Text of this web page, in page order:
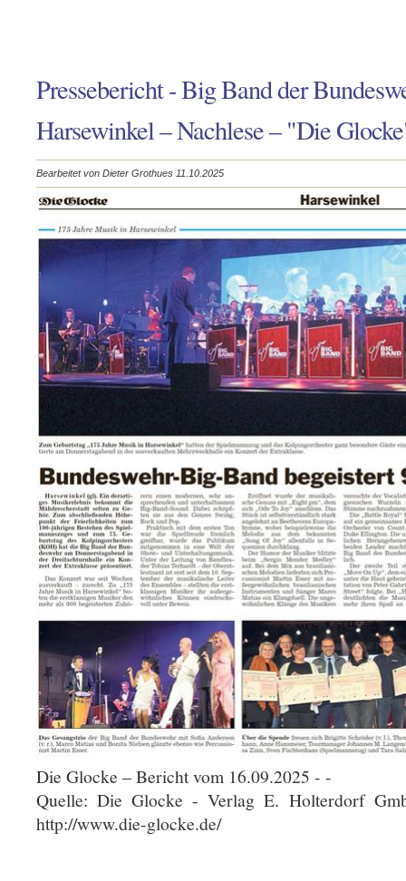
Pressebericht - Big Band der
Harsewinkel – Nachlese – "Die
Bearbeitet von Dieter Grothues 11.10.2025
Die Glocke – Bericht vom 16.09.2025 - -
Quelle: Die Glocke - Verlag E. Holterdorf
http://www.die-glocke.de/